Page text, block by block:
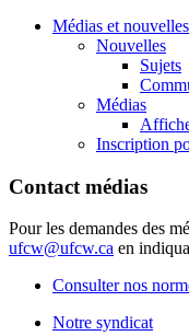
Médias et nouvelles
Nouvelles
Sujets
Médias
Inscription
Contact médias
Pour les demandes des
ufcw@ufcw.ca en
Consulter nos
Notre syndicat